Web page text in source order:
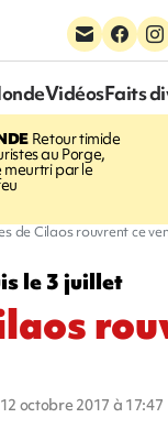
VidéosFaits
Retour timide
au Porge,
meurtri par le
de Cilaos rouvrent ce
le 3 juillet
octobre 2017 à 17:47